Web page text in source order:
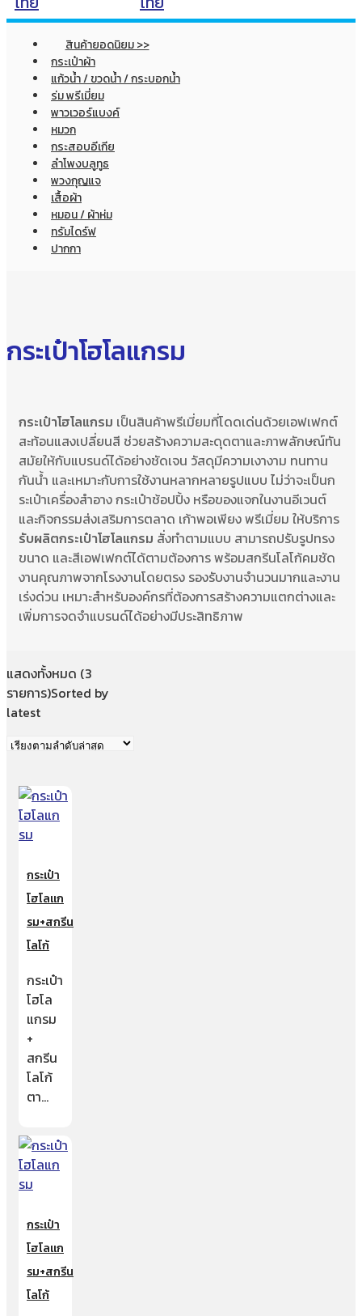
สินค้ายอดนิยม >>
กระเป๋าผ้า
แก้วน้ำ / ขวดน้ำ / กระบอกน้ำ
ร่ม พรีเมี่ยม
พาวเวอร์แบงค์
หมวก
กระสอบอีเกีย
ลำโพงบลูทูธ
พวงกุญแจ
เสื้อผ้า
หมอน / ผ้าห่ม
ทรัมไดร์ฟ
ปากกา
กระเป๋าโฮโลแกรม
กระเป๋าโฮโลแกรม เป็นสินค้าพรีเมี่ยมที่โดดเด่นด้วยเอฟเฟกต์
สะท้อนแสงเปลี่ยนสี ช่วยสร้างความสะดุดตาและภาพลักษณ์ทัน
สมัยให้กับแบรนด์ได้อย่างชัดเจน วัสดุมีความเงางาม ทนทาน
กันน้ำ และเหมาะกับการใช้งานหลากหลายรูปแบบ ไม่ว่าจะเป็นก
ระเป๋าเครื่องสำอาง กระเป๋าช้อปปิ้ง หรือของแจกในงานอีเวนต์
และกิจกรรมส่งเสริมการตลาด เก้าพอเพียง พรีเมี่ยม ให้บริการ
รับผลิตกระเป๋าโฮโลแกรม สั่งทำตามแบบ สามารถปรับรูปทรง
ขนาด และสีเอฟเฟกต์ได้ตามต้องการ พร้อมสกรีนโลโก้คมชัด
งานคุณภาพจากโรงงานโดยตรง รองรับงานจำนวนมากและงาน
เร่งด่วน เหมาะสำหรับองค์กรที่ต้องการสร้างความแตกต่างและ
เพิ่มการจดจำแบรนด์ได้อย่างมีประสิทธิภาพ
แสดงทั้งหมด (3
รายการ)Sorted by
latest
กระเป๋า
โฮโลแก
รม+สกรีน
โลโก้
กระเป๋า
โฮโล
แกรม
+
สกรีน
โลโก้
ตา…
กระเป๋า
โฮโลแก
รม+สกรีน
โลโก้